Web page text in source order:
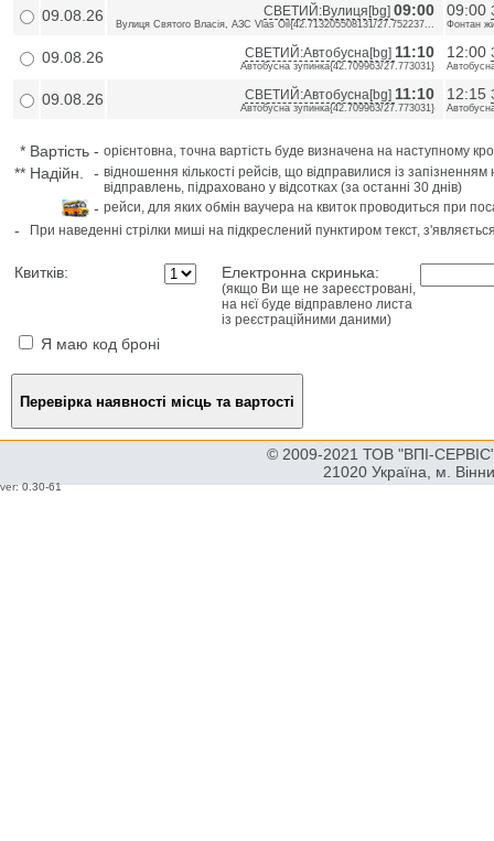
09.08.26 СВЕТИЙ:Вулиця[bg] 09:00
Вулиця Святого Власія, АЗС Vlas Oil{42.713205508131/27.752237...
09:00
Фонтан
09.08.26 СВЕТИЙ:Автобусна[bg] 11:10
Автобусна зупинка{42.709963/27.773031}
12:00
09.08.26 СВЕТИЙ:Автобусна[bg] 11:10
Автобусна зупинка{42.709963/27.773031}
12:15
* Вартість - орієнтовна, точна вартість буде визначена на наступному
** Надійн. - відношення кількості рейсів, що відправилися із
відправлень, підраховано у відсотках (за останні 30 днів)
- рейси, для яких обмін ваучера на квиток проводиться при
- При наведенні стрілки миші на підкреслений пунктиром текст,
Квитків: Електронна скринька:
(якщо Ви ще не зареєстровані,
на нєї буде відправлено листа
із реєстраційними даними)
Я маю код броні
© 2009-2021 ТОВ "ВПІ-
21020 Україна, м.
ver: 0.30-61